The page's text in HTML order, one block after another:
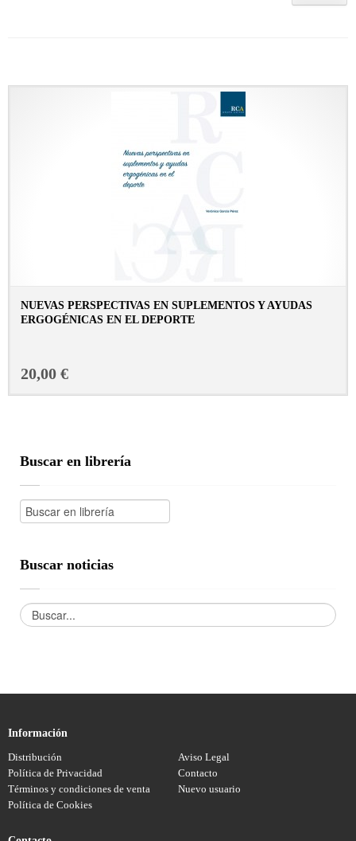
NUEVAS PERSPECTIVAS EN SUPLEMENTOS Y AYUDAS
ERGOGÉNICAS EN EL DEPORTE
20,00 €
Buscar en librería
Buscar noticias
Información
Distribución
Aviso Legal
Política de Privacidad
Contacto
Términos y condiciones de venta
Nuevo usuario
Política de Cookies